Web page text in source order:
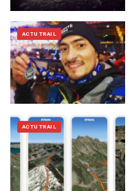
ACTU TRAIL
ACTU TRAIL